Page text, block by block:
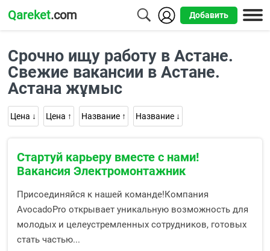
Qareket.com Добавить
Алматы
Астана
Шымкент
Каменогорск
Срочно ищу работу в Астане.
Свежие вакансии в Астане.
Астана жұмыс
Цена ↓ Цена ↑ Название ↑ Название ↓
Стартуй карьеру вместе с нами!
Вакансия Электромонтажник
Присоединяйся к нашей команде!Компания
AvocadoPro открывает уникальную возможность для
молодых и целеустремленных сотрудников, готовых
стать частью...